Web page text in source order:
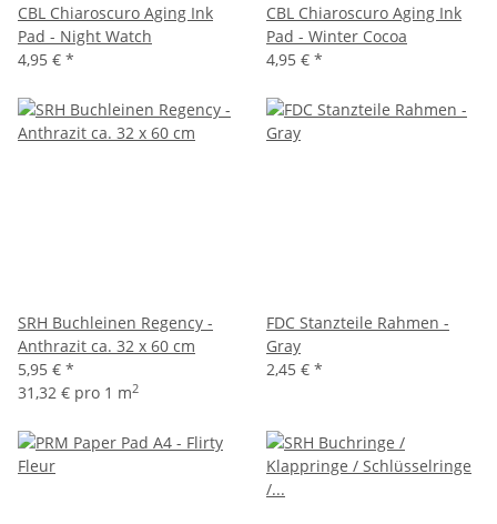
CBL Chiaroscuro Aging Ink
Pad - Night Watch
4,95 € *
CBL Chiaroscuro Aging Ink
Pad - Winter Cocoa
4,95 € *
SRH Buchleinen Regency -
Anthrazit ca. 32 x 60 cm
5,95 € *
31,32 € pro 1 m2
FDC Stanzteile Rahmen -
Gray
2,45 € *